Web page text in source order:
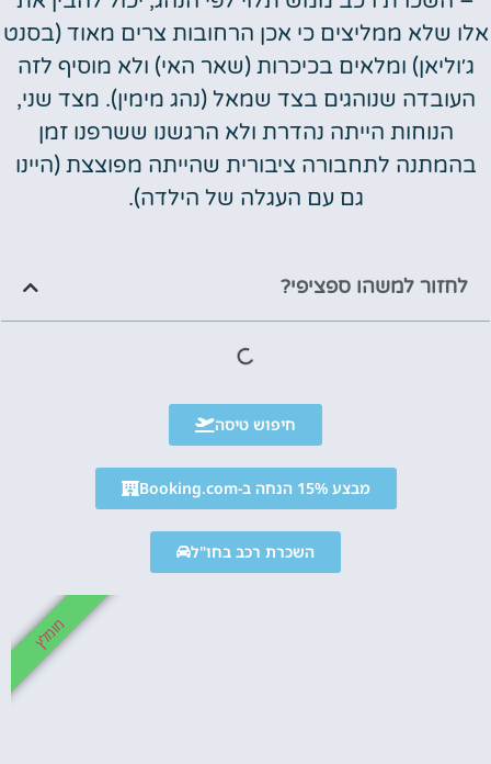
אלו שלא ממליצים כי אכן הרחובות צרים מאוד (בסנט
ג׳וליאן) ומלאים בכיכרות (שאר האי) ולא מוסיף לזה
העובדה שנוהגים בצד שמאל (נהג מימין). מצד שני,
הנוחות הייתה נהדרת ולא הרגשנו ששרפנו זמן
בהמתנה לתחבורה ציבורית שהייתה מפוצצת (היינו
גם עם העגלה של הילדה).
לחזור למשהו ספציפי?
חיפוש טיסה
מבצע 15% הנחה ב-Booking.com
השכרת רכב בחו"ל
מומלץ